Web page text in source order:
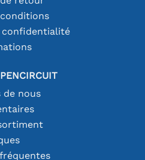
confidentialité
de nous